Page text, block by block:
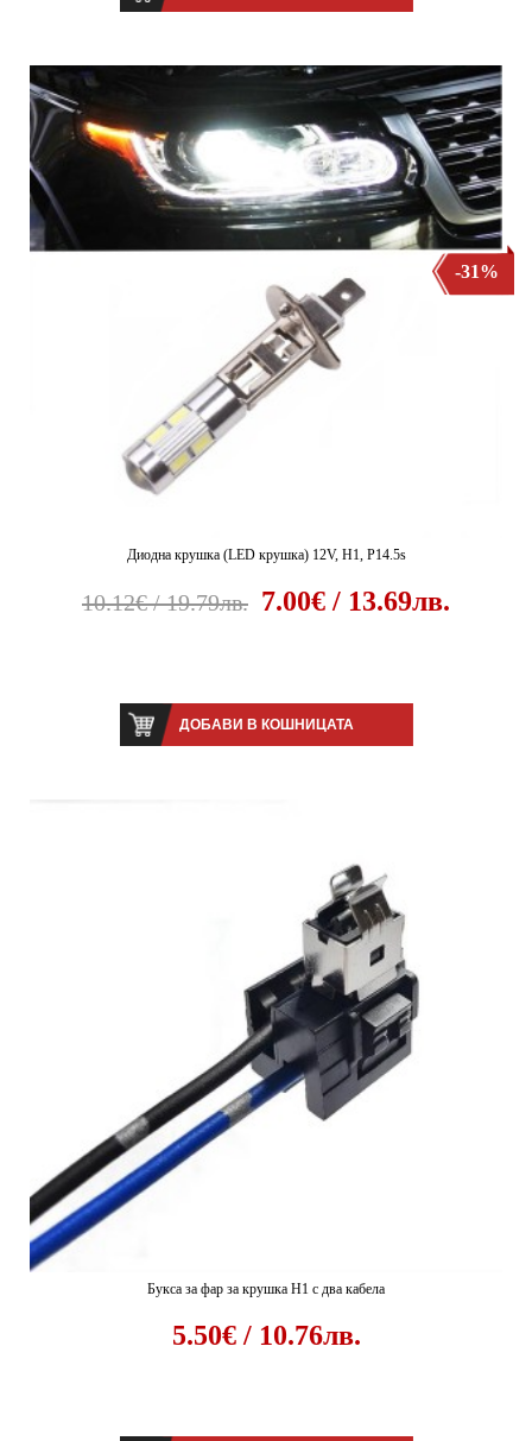
Диодна крушка (LED крушка) 12V, H1, P14.5s
10.12€ / 19.79лв. 7.00€ / 13.69лв.
-31%
ДОБАВИ В КОШНИЦАТА
Букса за фар за крушка H1 с два кабела
5.50€ / 10.76лв.